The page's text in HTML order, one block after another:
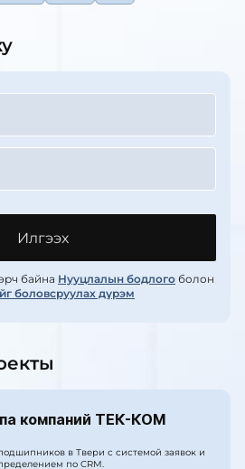
Илгээх
байна Нууцлалын бодлого болон
боловсруулах дүрэм
компаний ТЕК-КОМ
в Твери с системой заявок и
по CRM.